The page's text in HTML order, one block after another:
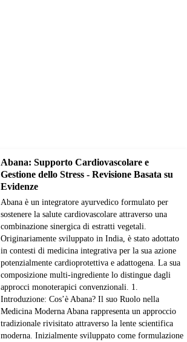
Abana: Supporto Cardiovascolare e
Gestione dello Stress - Revisione Basata su
Evidenze
Abana è un integratore ayurvedico formulato per
sostenere la salute cardiovascolare attraverso una
combinazione sinergica di estratti vegetali.
Originariamente sviluppato in India, è stato adottato
in contesti di medicina integrativa per la sua azione
potenzialmente cardioprotettiva e adattogena. La sua
composizione multi-ingrediente lo distingue dagli
approcci monoterapici convenzionali. 1.
Introduzione: Cos’è Abana? Il suo Ruolo nella
Medicina Moderna Abana rappresenta un approccio
tradizionale rivisitato attraverso la lente scientifica
moderna. Inizialmente sviluppato come formulazione